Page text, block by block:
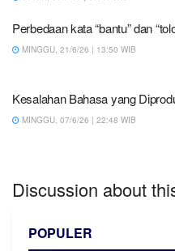
Perbedaan kata “bantu” dan
MINGGU, 21/6/26 | 13:50 WIB
Kesalahan Bahasa yang
MINGGU, 07/6/26 | 22:48 WIB
Discussion about
POPULER